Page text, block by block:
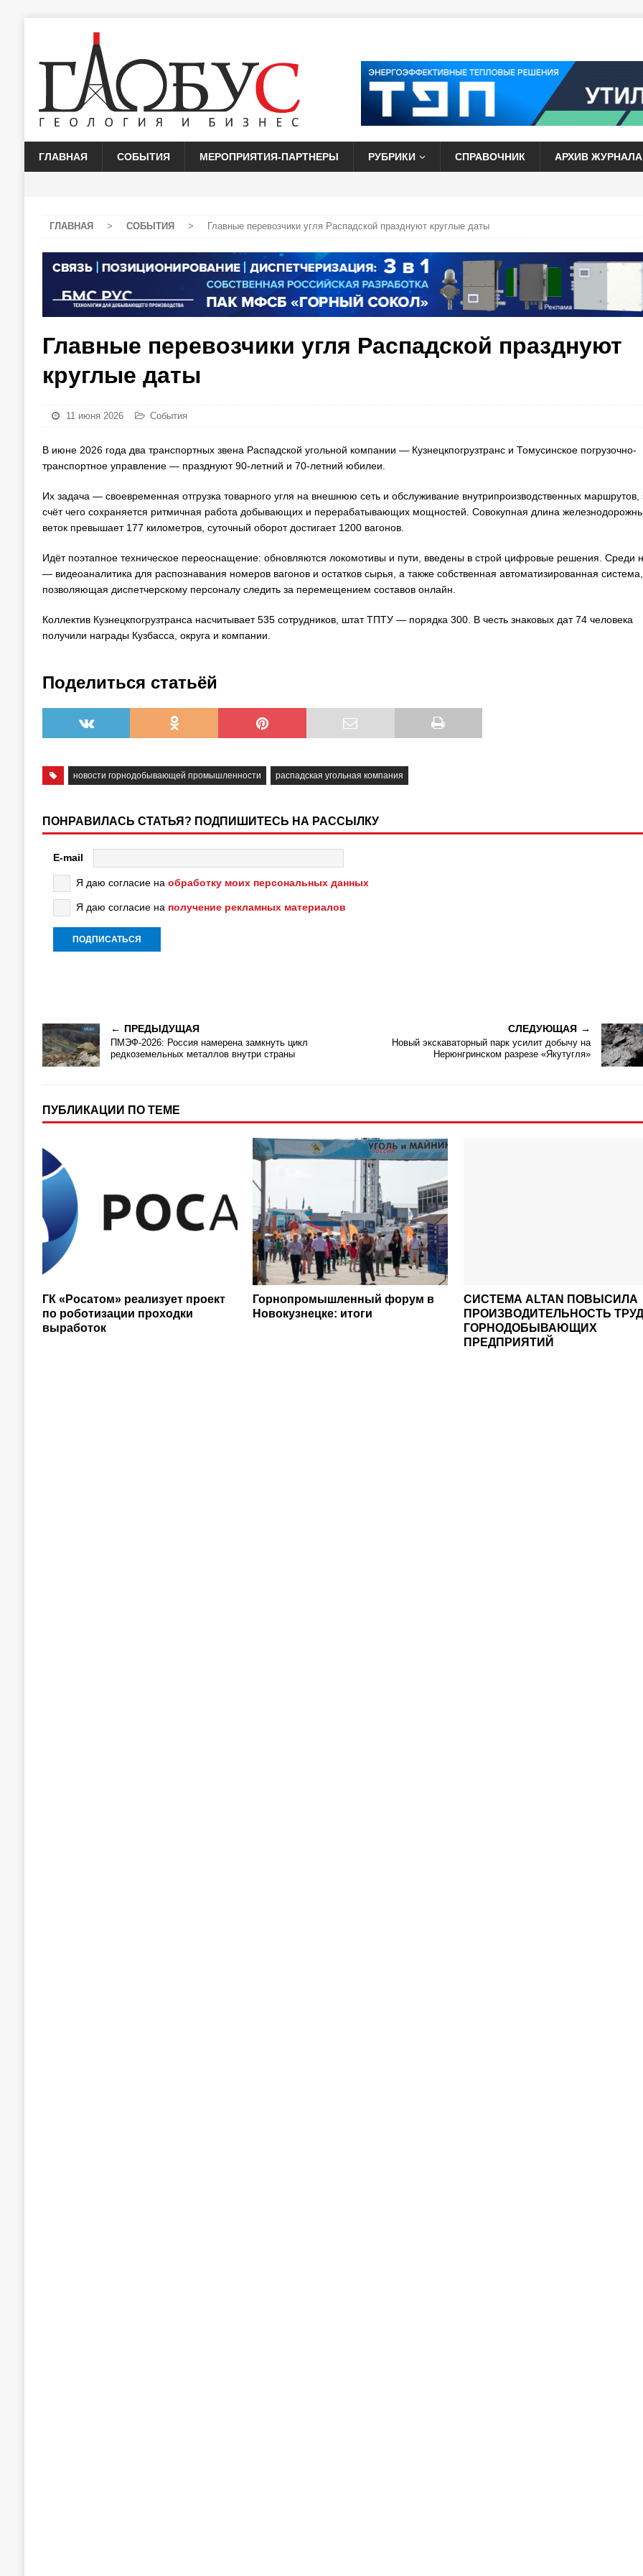
ГЛАВНАЯ СОБЫТИЯ МЕРОПРИЯТИЯ-ПАРТНЕРЫ РУБРИКИ СПРАВОЧНИК АРХИВ ЖУРНАЛА
ГЛАВНАЯ > СОБЫТИЯ > Главные перевозчики угля Распадской празднуют круглые даты
Главные перевозчики угля Распадской празднуют
круглые даты
11 июня 2026 События
В июне 2026 года два транспортных звена Распадской угольной компании — Кузнецкпогрузтранс и Томусинское погрузочно-
транспортное управление — празднуют 90-летний и 70-летний юбилеи.
Их задача — своевременная отгрузка товарного угля на внешнюю сеть и обслуживание внутрипроизводственных маршрутов,
счёт чего сохраняется ритмичная работа добывающих и перерабатывающих мощностей. Совокупная длина
веток превышает 177 километров, суточный оборот достигает 1200 вагонов.
Идёт поэтапное техническое переоснащение: обновляются локомотивы и пути, введены в строй цифровые решения. Среди
— видеоаналитика для распознавания номеров вагонов и остатков сырья, а также собственная автоматизированная система,
позволяющая диспетчерскому персоналу следить за перемещением составов онлайн.
Коллектив Кузнецкпогрузтранса насчитывает 535 сотрудников, штат ТПТУ — порядка 300. В честь знаковых дат 74 человека
получили награды Кузбасса, округа и компании.
Поделиться статьёй
новости горнодобывающей промышленности распадская угольная компания
ПОНРАВИЛАСЬ СТАТЬЯ? ПОДПИШИТЕСЬ НА РАССЫЛКУ
E-mail
Я даю согласие на обработку моих персональных данных
Я даю согласие на получение рекламных материалов
ПРЕДЫДУЩАЯ
ПМЭФ-2026: Россия намерена замкнуть цикл
редкоземельных металлов внутри страны
СЛЕДУЮЩАЯ
Новый экскаваторный парк усилит добычу на
Нерюнгринском разрезе «Якутугля»
ПУБЛИКАЦИИ ПО ТЕМЕ
ГК «Росатом» реализует проект
по роботизации проходки
выработок
Горнопромышленный форум в
Новокузнецке: итоги
СИСТЕМА ALTAN ПОВЫСИЛА
ПРОИЗВОДИТЕЛЬНОСТЬ
ГОРНОДОБЫВАЮЩИХ
ПРЕДПРИЯТИЙ